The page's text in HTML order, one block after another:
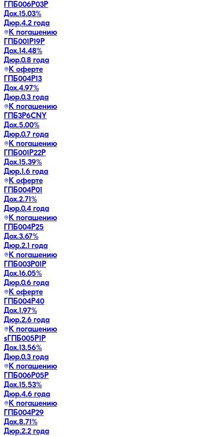
ГПБ006Р03P
Дох.15.03%
Дюр.4.2 года
К погашению
ГПБ001P19P
Дох.14.48%
Дюр.0.8 года
К оферте
ГПБ004Р13
Дох.4.97%
Дюр.0.3 года
К погашению
ГПБ3P6CNY
Дох.5.00%
Дюр.0.7 года
К погашению
ГПБ001P22P
Дох.15.39%
Дюр.1.6 года
К оферте
ГПБ004Р01
Дох.2.71%
Дюр.0.4 года
К погашению
ГПБ004Р25
Дох.3.67%
Дюр.2.1 года
К погашению
ГПБ003P01P
Дох.16.05%
Дюр.0.6 года
К оферте
ГПБ004Р40
Дох.1.97%
Дюр.2.6 года
К погашению
sГПБ005P1P
Дох.13.56%
Дюр.0.3 года
К погашению
ГПБ006Р05P
Дох.15.53%
Дюр.4.6 года
К погашению
ГПБ004Р29
Дох.8.71%
Дюр.2.2 года